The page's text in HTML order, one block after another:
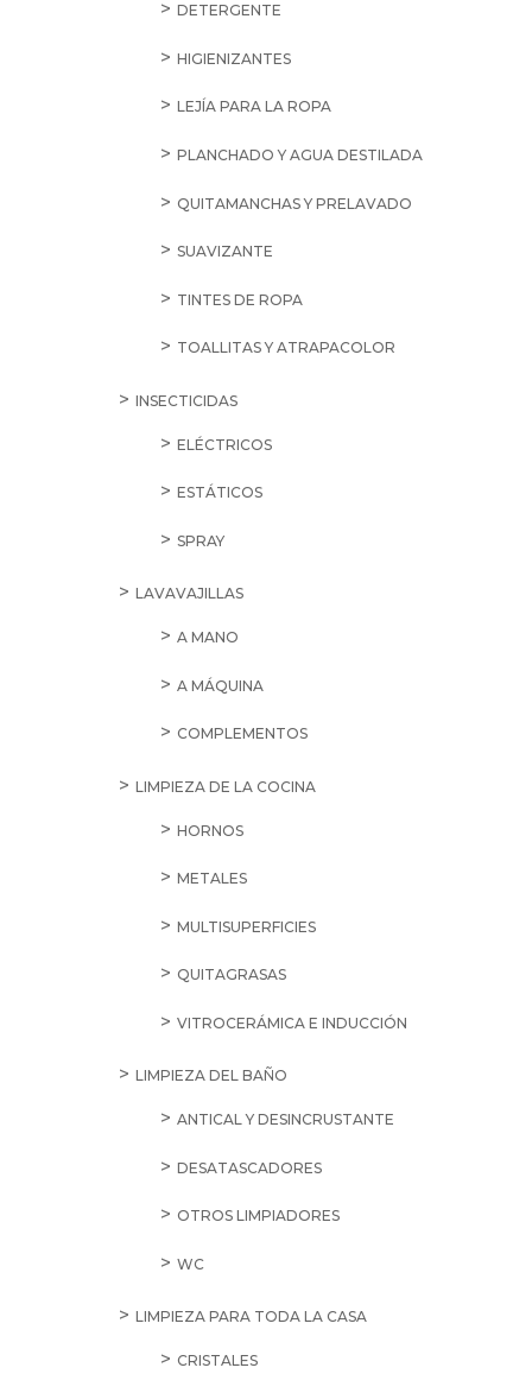
DETERGENTE
HIGIENIZANTES
LEJÍA PARA LA ROPA
PLANCHADO Y AGUA DESTILADA
QUITAMANCHAS Y PRELAVADO
SUAVIZANTE
TINTES DE ROPA
TOALLITAS Y ATRAPACOLOR
INSECTICIDAS
ELÉCTRICOS
ESTÁTICOS
SPRAY
LAVAVAJILLAS
A MANO
A MÁQUINA
COMPLEMENTOS
LIMPIEZA DE LA COCINA
HORNOS
METALES
MULTISUPERFICIES
QUITAGRASAS
VITROCERÁMICA E INDUCCIÓN
LIMPIEZA DEL BAÑO
ANTICAL Y DESINCRUSTANTE
DESATASCADORES
OTROS LIMPIADORES
WC
LIMPIEZA PARA TODA LA CASA
CRISTALES